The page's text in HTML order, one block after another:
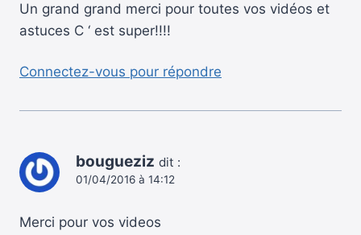
Un grand grand merci pour toutes vos vidéos et
astuces C ‘ est super!!!!
Connectez-vous pour répondre
bougueziz dit :
01/04/2016 à 14:12
Merci pour vos videos